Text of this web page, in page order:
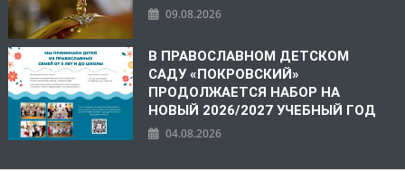
09.08.2026
В ПРАВОСЛАВНОМ ДЕТСКОМ
САДУ «ПОКРОВСКИЙ»
ПРОДОЛЖАЕТСЯ НАБОР НА
НОВЫЙ 2026/2027 УЧЕБНЫЙ ГОД
04.08.2026